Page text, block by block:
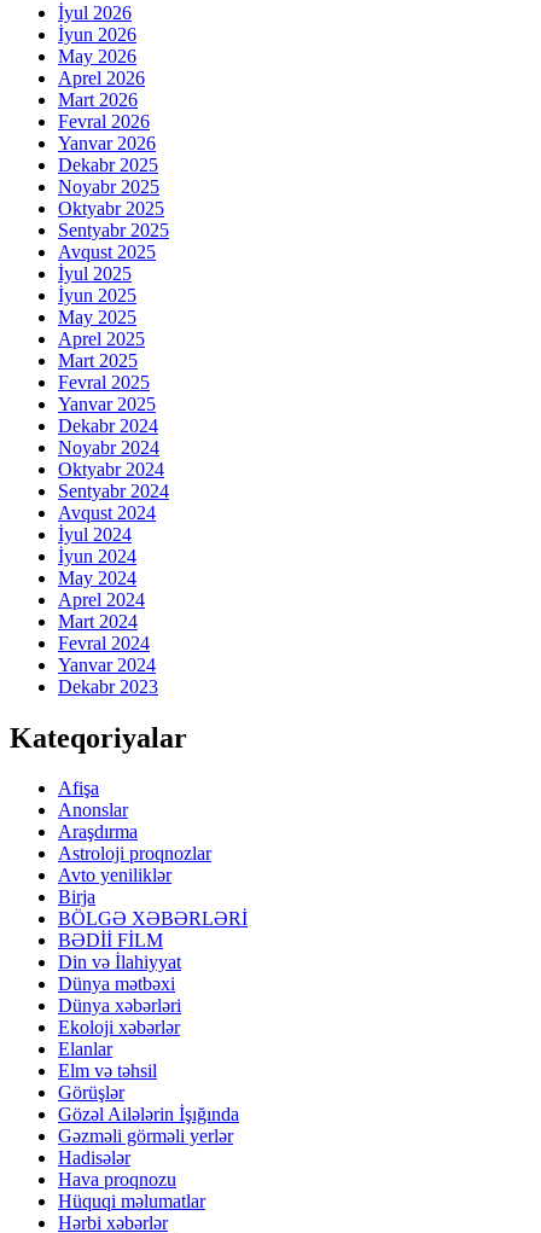
İyul 2026
İyun 2026
May 2026
Aprel 2026
Mart 2026
Fevral 2026
Yanvar 2026
Dekabr 2025
Noyabr 2025
Oktyabr 2025
Sentyabr 2025
Avqust 2025
İyul 2025
İyun 2025
May 2025
Aprel 2025
Mart 2025
Fevral 2025
Yanvar 2025
Dekabr 2024
Noyabr 2024
Oktyabr 2024
Sentyabr 2024
Avqust 2024
İyul 2024
İyun 2024
May 2024
Aprel 2024
Mart 2024
Fevral 2024
Yanvar 2024
Dekabr 2023
Kateqoriyalar
Afişa
Anonslar
Araşdırma
Astroloji proqnozlar
Avto yeniliklər
Birja
BÖLGƏ XƏBƏRLƏRİ
BƏDİİ FİLM
Din və İlahiyyat
Dünya mətbəxi
Dünya xəbərləri
Ekoloji xəbərlər
Elanlar
Elm və təhsil
Görüşlər
Gözəl Ailələrin İşığında
Gəzməli görməli yerlər
Hadisələr
Hava proqnozu
Hüquqi məlumatlar
Hərbi xəbərlər